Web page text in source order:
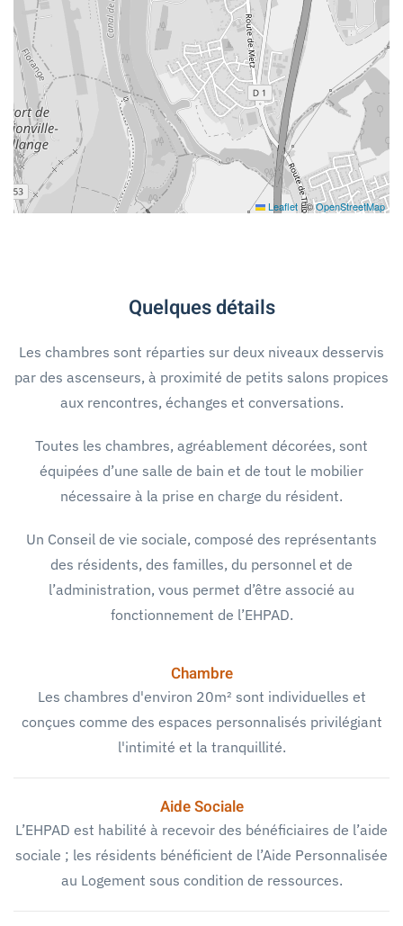
Leaflet |©OpenStreetMap
Quelques détails
Les chambres sont réparties sur deux niveaux desservis
par des ascenseurs, à proximité de petits salons propices
aux rencontres, échanges et conversations.
Toutes les chambres, agréablement décorées, sont
équipées d’une salle de bain et de tout le mobilier
nécessaire à la prise en charge du résident.
Un Conseil de vie sociale, composé des représentants
des résidents, des familles, du personnel et de
l’administration, vous permet d’être associé au
fonctionnement de l’EHPAD.
Chambre
Les chambres d'environ 20m² sont individuelles et
conçues comme des espaces personnalisés privilégiant
l'intimité et la tranquillité.
Aide Sociale
L’EHPAD est habilité à recevoir des bénéficiaires de l’aide
sociale ; les résidents bénéficient de l’Aide Personnalisée
au Logement sous condition de ressources.